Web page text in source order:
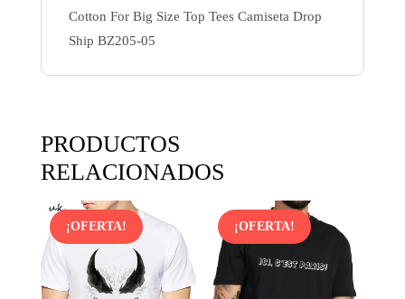
Cotton For Big Size Top Tees Camiseta Drop
Ship BZ205-05
PRODUCTOS
RELACIONADOS
¡OFERTA! ¡OFERTA!